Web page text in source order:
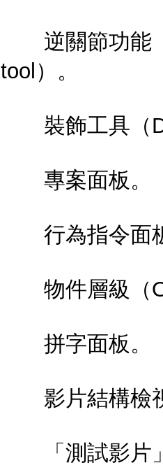
逆關節功能（
tool）。
裝飾工具（
專案面板。
行為指令面
物件層級（
拼字面板。
影片結構檢
「測試影片」